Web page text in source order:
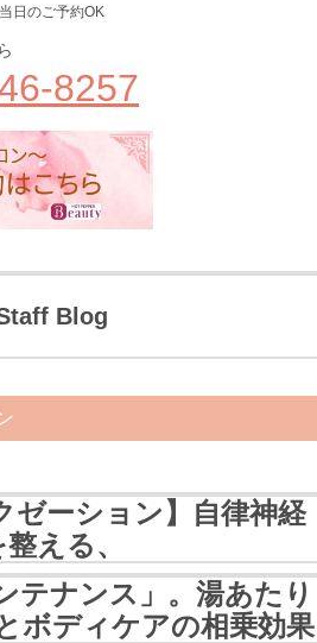
当日のご予約OK
8257
Blog
ゼーション】自律神経
整える、
テナンス」。湯あたり
ボディケアの相乗効果